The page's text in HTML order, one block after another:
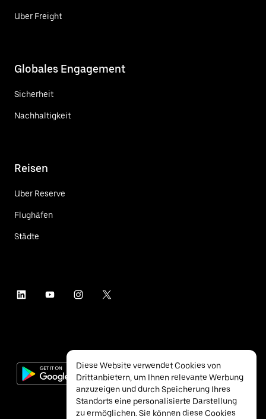
Uber Freight
Globales Engagement
Sicherheit
Nachhaltigkeit
Reisen
Uber Reserve
Flughäfen
Städte
Diese Website verwendet Cookies von
Drittanbietern, um Ihnen relevante Werbung
anzuzeigen und durch Speicherung Ihres
Standorts eine personalisierte Darstellung
zu ermöglichen. Sie können diese Cookies